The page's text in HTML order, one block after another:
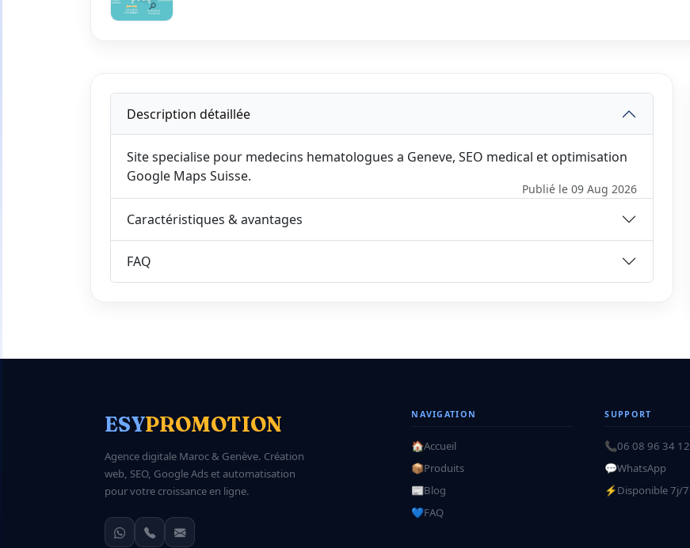
Description détaillée
Site specialise pour medecins hematologues a Geneve, SEO medical et optimisation
Google Maps Suisse.
Publié le 09 Aug 2026
Caractéristiques & avantages
FAQ
ESYPROMOTION
Agence digitale Maroc & Genève. Création
web, SEO, Google Ads et automatisation
pour votre croissance en ligne.
NAVIGATION
🏠Accueil
📦Produits
📰Blog
💙FAQ
SUPPORT
📞06 08 96 34 12
💬WhatsApp
⚡Disponible 7j/7